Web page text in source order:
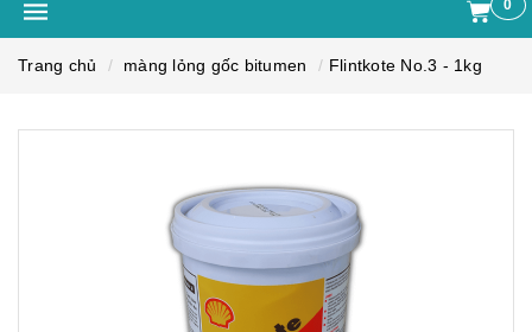
0
Trang chủ màng lỏng gốc bitumen Flintkote No.3 - 1kg